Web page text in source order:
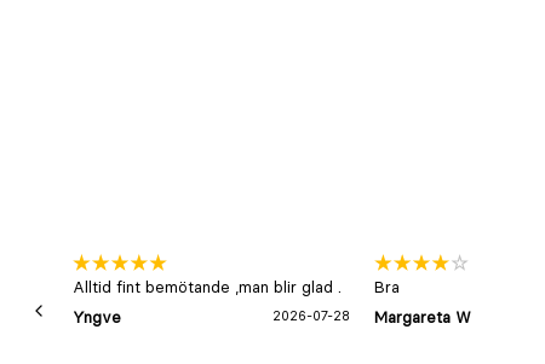
Alltid fint bemötande ,man blir glad .
Yngve
2026-07-28
Bra
Margareta W